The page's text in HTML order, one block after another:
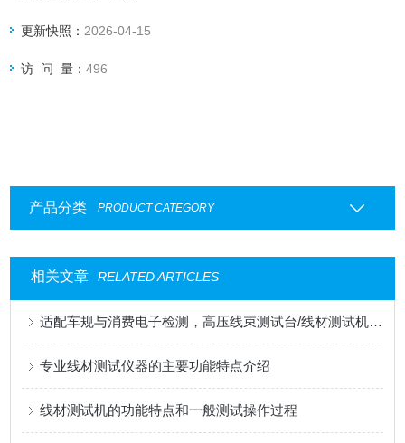
更新快照： 2026-04-15
访 问 量：496
产品分类 PRODUCT CATEGORY
相关文章 RELATED ARTICLES
适配车规与消费电子检测，高压线束测试台/线材测试机应用解读
专业线材测试仪器的主要功能特点介绍
线材测试机的功能特点和一般测试操作过程